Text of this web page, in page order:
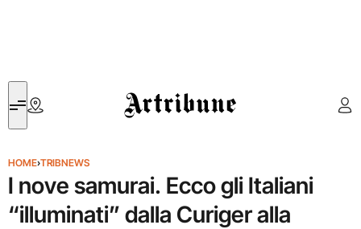
Artribune
HOME›TRIBNEWS
I nove samurai. Ecco gli Italiani
“illuminati” dalla Curiger alla